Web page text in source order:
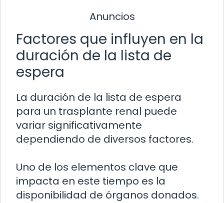
Anuncios
Factores que influyen en la
duración de la lista de
espera
La duración de la lista de espera
para un trasplante renal puede
variar significativamente
dependiendo de diversos factores.
Uno de los elementos clave que
impacta en este tiempo es la
disponibilidad de órganos donados.